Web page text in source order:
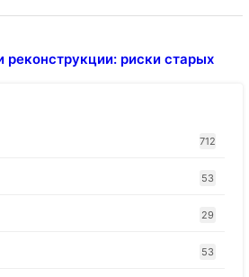
риски старых
712
53
29
53